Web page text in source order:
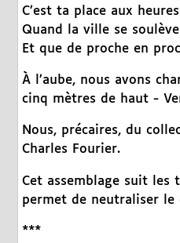
C’est ta place aux
Quand la ville se soulève
Et que de proche en
À l’aube, nous avons
cinq mètres de haut -
Nous, précaires, du
Charles Fourier.
Cet assemblage suit les
permet de neutraliser
***